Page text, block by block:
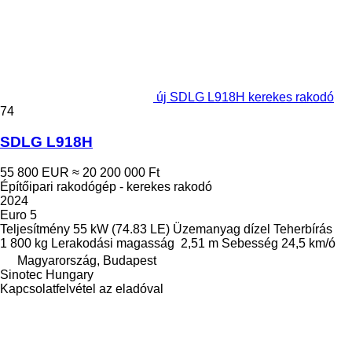
új SDLG L918H kerekes rakodó
74
SDLG L918H
55 800 EUR ≈ 20 200 000 Ft
Építőipari rakodógép - kerekes rakodó
2024
Euro 5
Teljesítmény 55 kW (74.83 LE) Üzemanyag dízel Teherbírás
1 800 kg Lerakodási magasság 2,51 m Sebesség 24,5 km/ó
Magyarország, Budapest
Sinotec Hungary
Kapcsolatfelvétel az eladóval